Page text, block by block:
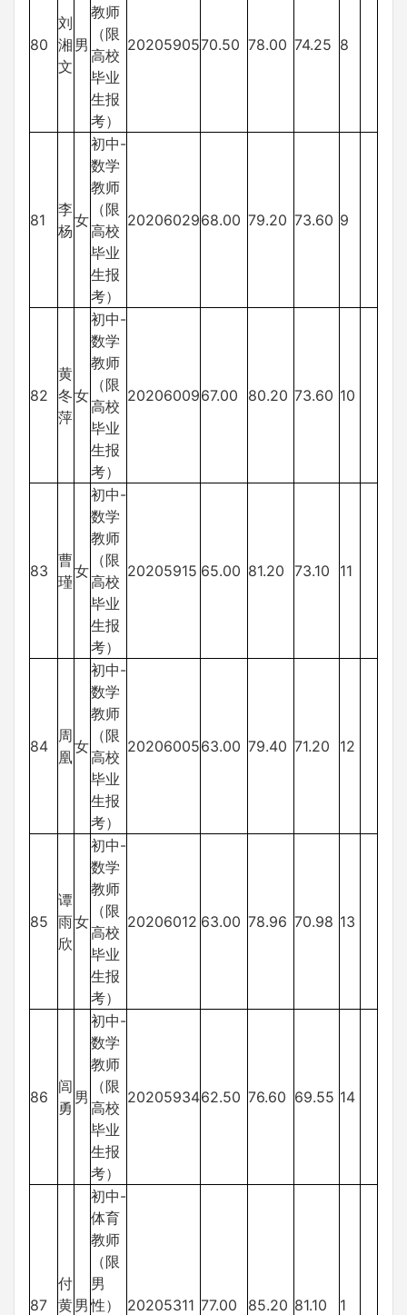
80
刘
湘
文
男
教师
（限
高校
毕业
生报
考）
2020590570.50 78.00 74.25 8
81
李
杨
女
初中-
数学
教师
（限
高校
毕业
生报
考）
2020602968.00 79.20 73.60 9
82
黄
冬
萍
女
初中-
数学
教师
（限
高校
毕业
生报
考）
2020600967.00 80.20 73.60 10
83
曹
瑾
女
初中-
数学
教师
（限
高校
毕业
生报
考）
20205915 65.00 81.20 73.10 11
84
周
凰
女
初中-
数学
教师
（限
高校
毕业
生报
考）
2020600563.00 79.40 71.20 12
85
谭
雨
欣
女
初中-
数学
教师
（限
高校
毕业
生报
考）
20206012 63.00 78.96 70.98 13
86
闾
勇
男
初中-
数学
教师
（限
高校
毕业
生报
考）
2020593462.50 76.60 69.55 14
87
付
黄男
初中-
体育
教师
（限
男
性）
20205311 77.00 85.20 81.10 1